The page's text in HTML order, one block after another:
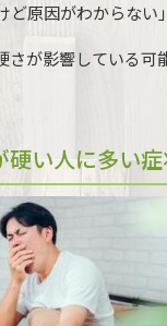
ど原因がわからない」
が影響している可
硬い人に多い